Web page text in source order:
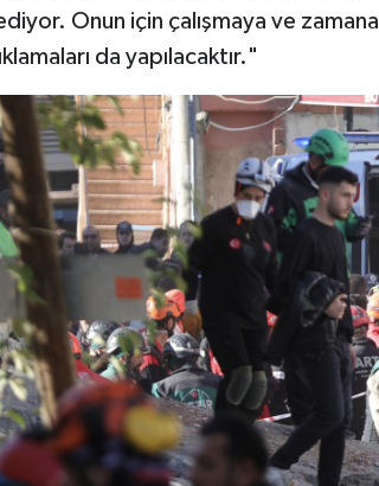
Onun için çalışmaya ve
da yapılacaktır."